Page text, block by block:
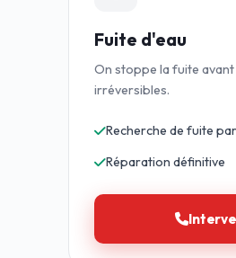
Fuite d'eau
On stoppe la fuite
irréversibles.
Recherche de fuite
Réparation définitive